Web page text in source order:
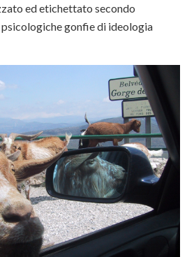
ed etichettato secondo
psicologiche gonfie di ideologia